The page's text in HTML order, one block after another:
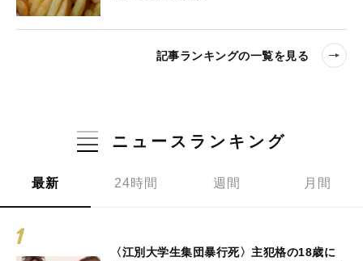
記事ランキングの一覧を見る
ニュースランキング
最新 24時間 週間 月間
〈江別大学生集団暴行死〉主犯格の18歳に